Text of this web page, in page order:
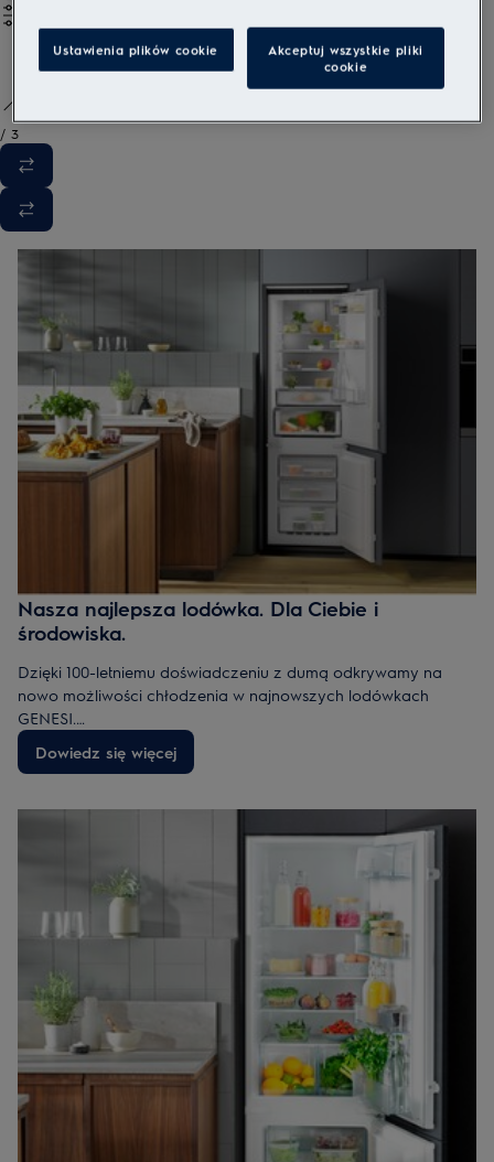
/ 3
Nasza najlepsza lodówka. Dla Ciebie i
środowiska.
​Dzięki 100-letniemu doświadczeniu z dumą odkrywamy na
nowo możliwości chłodzenia w najnowszych lodówkach
GENESI.
To więcej niż tylko dbanie o świeżość produktów. To ochrona
jakości żywności, Twojego zdrowia i środowiska. Dedykowane
produkty, zachowując maksimum witamin oraz składników
Dowiedz się więcej
Ustawienia plików cookie
Akceptuj wszystkie pliki
cookie